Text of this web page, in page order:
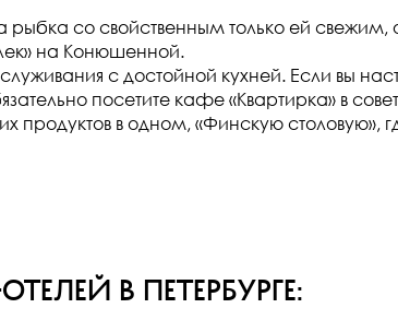
со свойственным только ей свежим,
на Конюшенной.
с достойной кухней. Если вы
посетите кафе «Квартирка» в
в одном, «Финскую столовую»,
в Петербурге: